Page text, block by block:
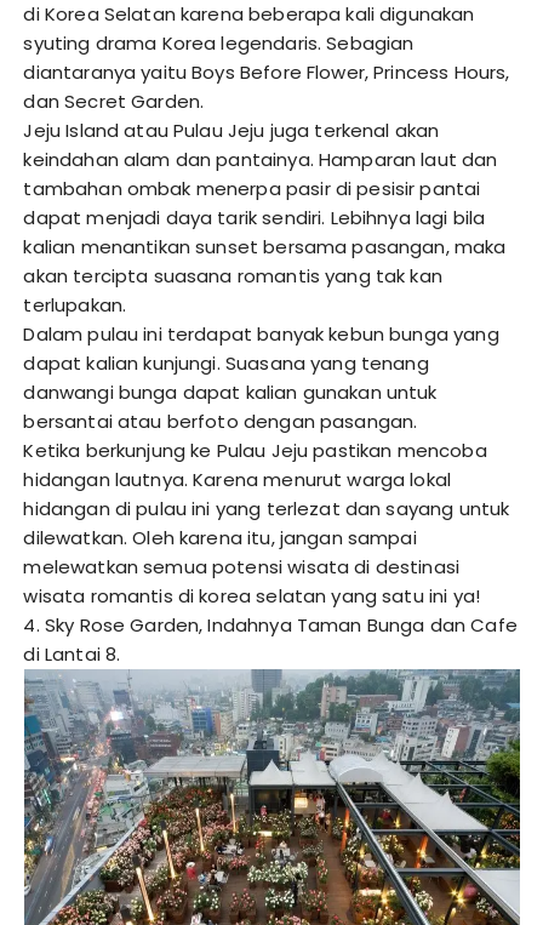
di Korea Selatan karena beberapa kali digunakan
syuting drama Korea legendaris. Sebagian
diantaranya yaitu Boys Before Flower, Princess Hours,
dan Secret Garden.
Jeju Island atau Pulau Jeju juga terkenal akan
keindahan alam dan pantainya. Hamparan laut dan
tambahan ombak menerpa pasir di pesisir pantai
dapat menjadi daya tarik sendiri. Lebihnya lagi bila
kalian menantikan sunset bersama pasangan, maka
akan tercipta suasana romantis yang tak kan
terlupakan.
Dalam pulau ini terdapat banyak kebun bunga yang
dapat kalian kunjungi. Suasana yang tenang
danwangi bunga dapat kalian gunakan untuk
bersantai atau berfoto dengan pasangan.
Ketika berkunjung ke Pulau Jeju pastikan mencoba
hidangan lautnya. Karena menurut warga lokal
hidangan di pulau ini yang terlezat dan sayang untuk
dilewatkan. Oleh karena itu, jangan sampai
melewatkan semua potensi wisata di destinasi
wisata romantis di korea selatan yang satu ini ya!
4. Sky Rose Garden, Indahnya Taman Bunga dan Cafe
di Lantai 8.